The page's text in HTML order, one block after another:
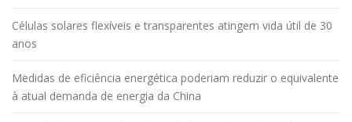
Células solares flexíveis e transparentes atingem vida útil de 30
anos
Medidas de eficiência energética poderiam reduzir o equivalente
à atual demanda de energia da China